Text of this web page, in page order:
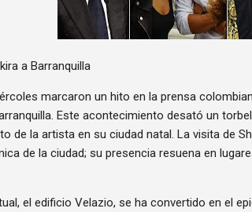
a Barranquilla
marcaron un hito en la prensa
Este acontecimiento desató un
de la artista en su ciudad natal. La visita de
de la ciudad; su presencia resuena en
el edificio Velazio, se ha convertido en el